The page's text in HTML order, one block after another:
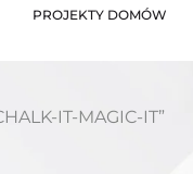
PROJEKTY DOMÓW
IT-MAGIC-IT”